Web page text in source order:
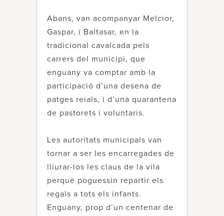
Abans, van acompanyar Melcior,
Gaspar, i Baltasar, en la
tradicional cavalcada pels
carrers del municipi, que
enguany va comptar amb la
participació d’una desena de
patges reials, i d’una quarantena
de pastorets i voluntaris.
Les autoritats municipals van
tornar a ser les encarregades de
lliurar-los les claus de la vila
perquè poguessin repartir els
regals a tots els infants.
Enguany, prop d’un centenar de